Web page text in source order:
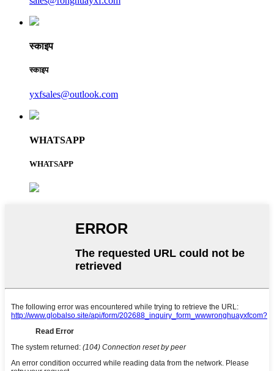
स्काइप
स्काइप
yxfsales@outlook.com
WHATSAPP
WHATSAPP